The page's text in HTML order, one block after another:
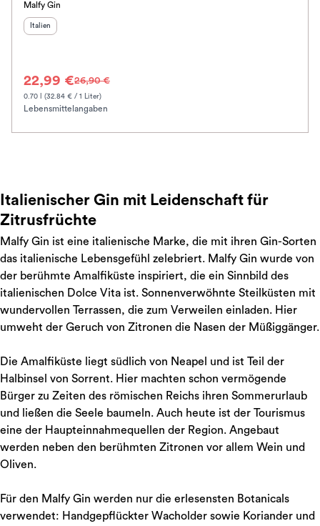
Malfy Gin
Herkunftsland
Italien
22,99 €26,90 €
0.70 l (32.84 € / 1 Liter)
Lebensmittelangaben
Italienischer Gin mit Leidenschaft für
Zitrusfrüchte
Malfy Gin ist eine italienische Marke, die mit ihren Gin-Sorten
das italienische Lebensgefühl zelebriert. Malfy Gin wurde von
der berühmte Amalfiküste inspiriert, die ein Sinnbild des
italienischen Dolce Vita ist. Sonnenverwöhnte Steilküsten mit
wundervollen Terrassen, die zum Verweilen einladen. Hier
umweht der Geruch von Zitronen die Nasen der Müßiggänger.
Die Amalfiküste liegt südlich von Neapel und ist Teil der
Halbinsel von Sorrent. Hier machten schon vermögende
Bürger zu Zeiten des römischen Reichs ihren Sommerurlaub
und ließen die Seele baumeln. Auch heute ist der Tourismus
eine der Haupteinnahmequellen der Region. Angebaut
werden neben den berühmten Zitronen vor allem Wein und
Oliven.
Für den Malfy Gin werden nur die erlesensten Botanicals
verwendet: Handgepflückter Wacholder sowie Koriander und